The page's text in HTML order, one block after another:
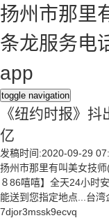
扬州市那里
条龙服务电
app
toggle navigation
《纽约时报》
亿
发稿时间:2020-09-29
扬州市那里有叫美女技
８86嘻嘻】全天24小时
能送到您指定地点...台
7djor3mssk9ecvq